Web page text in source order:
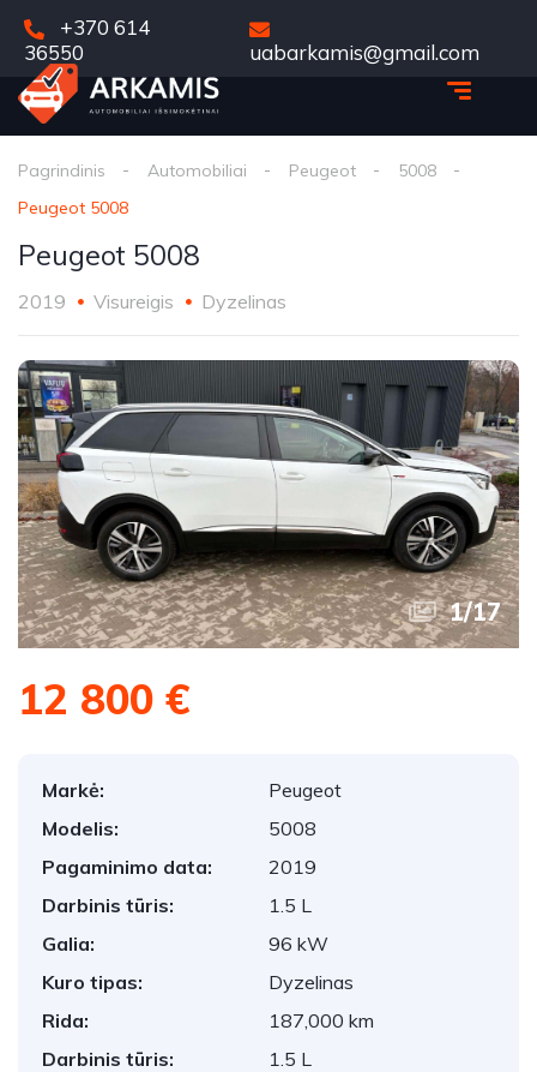
+370 614
36550
uabarkamis@gmail.com
Pagrindinis Automobiliai Peugeot
5008
Peugeot 5008
Peugeot 5008
2019 Visureigis Dyzelinas
1/17
12 800 €
Markė:
Peugeot
Modelis:
5008
Pagaminimo data:
2019
Darbinis tūris:
1.5 L
Galia:
96 kW
Kuro tipas:
Dyzelinas
Rida:
187,000 km
Darbinis tūris:
1.5 L